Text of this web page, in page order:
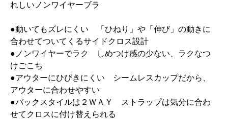
れしいノンワイヤーブラ
●動いてもズレにくい 「ひねり」や「伸び」の動きに
合わせてついてくるサイドクロス設計
●ノンワイヤーでラク しめつけ感の少ない、ラクなつ
けごこち
●アウターにひびきにくい シームレスカップだから、
アウターに合わせやすい
●バックスタイルは２ＷＡＹ ストラップは気分に合わ
せてクロスに付け替えられる